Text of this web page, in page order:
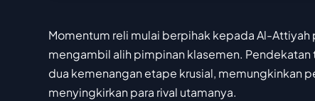
Momentum reli mulai berpihak kepada Al-
mengambil alih pimpinan klasemen.
dua kemenangan etape krusial, memungkinkan
menyingkirkan para rival utamanya.